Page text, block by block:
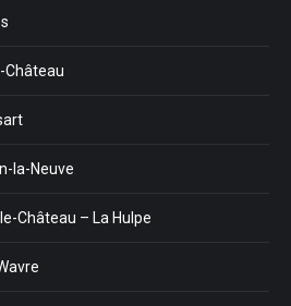
Château
la-Neuve
Château – La Hulpe